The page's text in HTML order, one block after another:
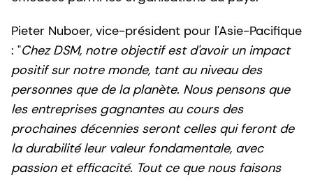
Pieter Nuboer, vice-président pour l'Asie-Pacifique
: "Chez DSM, notre objectif est d'avoir un impact
positif sur notre monde, tant au niveau des
personnes que de la planète. Nous pensons que
les entreprises gagnantes au cours des
prochaines décennies seront celles qui feront de
la durabilité leur valeur fondamentale, avec
passion et efficacité. Tout ce que nous faisons